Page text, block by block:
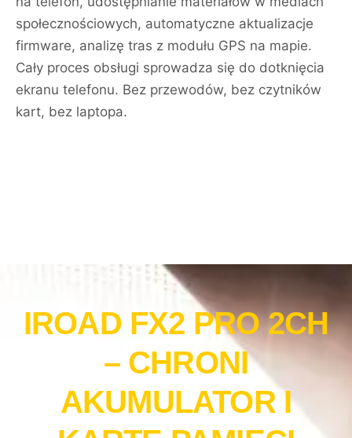
społecznościowych, automatyczne aktualizacje
firmware, analizę tras z modułu GPS na mapie.
Cały proces obsługi sprowadza się do dotknięcia
ekranu telefonu. Bez przewodów, bez czytników
kart, bez laptopa.
IROAD FX2 PRO 2CH
– CHRONI
AKUMULATOR I